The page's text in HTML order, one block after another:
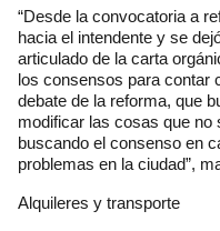
“Desde la convocatoria a
hacia el intendente y se
articulado de la carta
los consensos para contar
debate de la reforma, que
modificar las cosas que no
buscando el consenso en
problemas en la ciudad”,
Alquileres y transporte